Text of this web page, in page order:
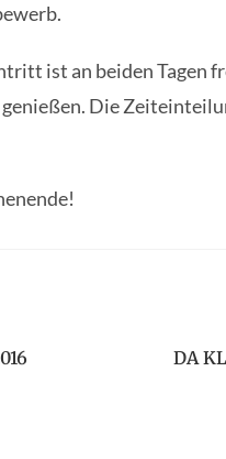
ist an beiden Tagen
Die
DA